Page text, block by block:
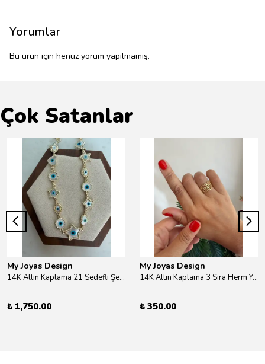
Yorumlar
Bu ürün için henüz yorum yapılmamış.
Çok Satanlar
My Joyas Design
14K Altın Kaplama 21 Sedefli Şekiller Kolye 46cm
₺ 1,750.00
My Joyas Design
14K Altın Kaplama 3 Sıra Herm Yüzük Gold
₺ 350.00